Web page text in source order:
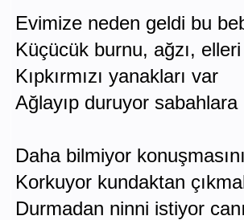
Evimize neden geldi bu
Küçücük burnu, ağzı, elleri
Kıpkırmızı yanakları var
Ağlayıp duruyor sabahlara
Daha bilmiyor
Korkuyor kundaktan
Durmadan ninni istiyor